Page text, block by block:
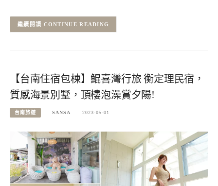
CONTINUE READING
【台南住宿包棟】鯤喜灣行旅 衡定理民宿，
質感海景別墅，頂樓泡澡賞夕陽!
台南旅遊 SANSA 2023-05-01